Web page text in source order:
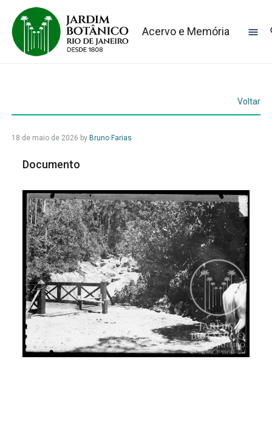
Acervo e Memória
Voltar
18 de maio de 2026 by Bruno Farias
Documento